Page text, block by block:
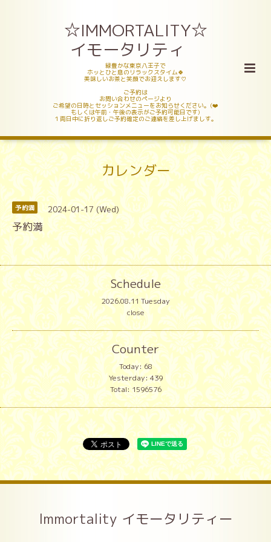
☆IMMORTALITY☆
イモータリティ
緑豊かな東京八王子で
ホッとひと息のリラックスタイム🍀
美味しいお茶と笑顔でお迎えします♡
ご予約は
お問い合わせのページより
ご希望の日時とセッションメニューをお知らせください。(❤️
もしくは午前・午後の表示がご予約可能日です)
１両日中に折り返しご予約確定のご連絡を差し上げましす。
カレンダー
予約満 2024-01-17 (Wed)
予約満
Schedule
2026.08.11 Tuesday
close
Counter
Today: 68
Yesterday:439
Total:1596576
Immortality イモータリティー